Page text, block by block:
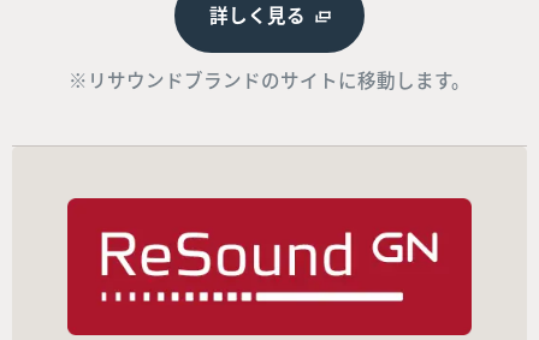
詳しく見る
※リサウンドブランドのサイトに移動します。